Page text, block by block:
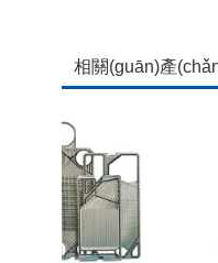
相關(guān)產